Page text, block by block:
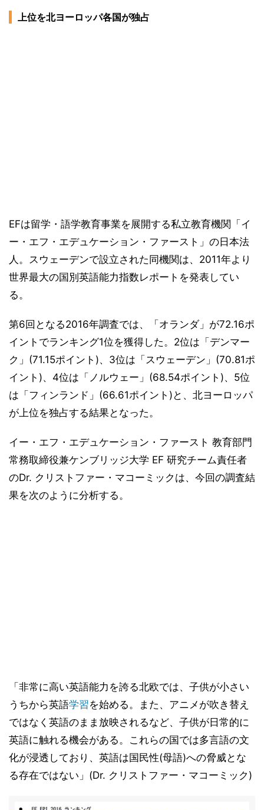
上位を北ヨーロッパ各国が独占
EFは留学・語学教育事業を展開する私立教育機関「イ
ー・エフ・エデュケーション・ファースト」の日本法
人。スウェーデンで設立された同機関は、2011年より
世界最大の国別英語能力指数レポートを発表してい
る。
第6回となる2016年調査では、「オランダ」が72.16ポ
イントでランキング1位を獲得した。2位は「デンマー
ク」(71.15ポイント)、3位は「スウェーデン」(70.81ポ
イント)、4位は「ノルウェー」(68.54ポイント)、5位
は「フィンランド」(66.61ポイント)と、北ヨーロッパ
が上位を独占する結果となった。
イー・エフ・エデュケーション・ファースト 教育部門
常務取締役兼ケンブリッジ大学 EF 研究チーム責任者
のDr. クリストファー・マコーミックは、今回の調査結
果を次のように分析する。
「非常に高い英語能力を誇る北欧では、子供が小さい
うちから英語学習を始める。また、アニメが吹き替え
ではなく英語のまま放映されるなど、子供が日常的に
英語に触れる機会がある。これらの国では多言語の文
化が浸透しており、英語は国民性(母語)への脅威とな
る存在ではない」(Dr. クリストファー・マコーミック)